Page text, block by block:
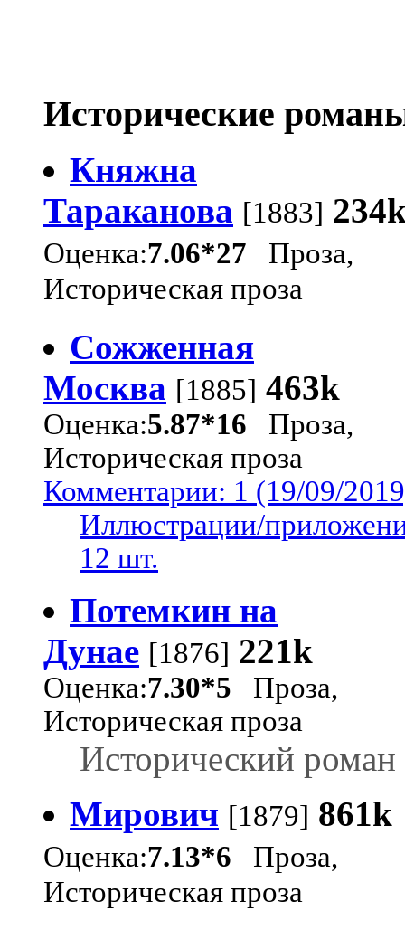
Исторические
Княжна
Тараканова [1883]
Оценка:7.06*27 Проза,
Историческая проза
Сожженная
Москва [1885] 463k
Оценка:5.87*16 Проза,
Историческая проза
Комментарии: 1 (19/09/
Иллюстрации/
12 шт.
Потемкин на
Дунае [1876] 221k
Оценка:7.30*5 Проза,
Историческая проза
Исторический роман
Мирович [1879] 861k
Оценка:7.13*6 Проза,
Историческая проза